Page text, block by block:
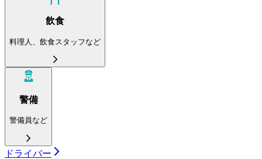
飲食
料理人、飲食スタッフなど
警備
警備員など
ドライバー